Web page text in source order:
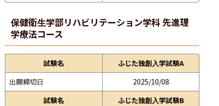
保健衛生学部リハビリテーション学科 先進理
学療法コース
試験名
ふじた独創入学試験A
出願締切日
2025/10/08
試験名
ふじた独創入学試験B